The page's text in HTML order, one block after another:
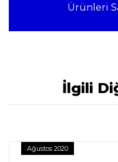
Ürünleri
İlgili
Ağustos 2020